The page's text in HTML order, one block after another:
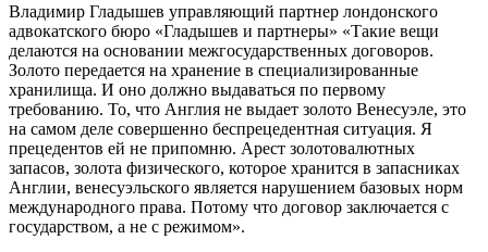
Владимир Гладышев управляющий партнер лондонского
адвокатского бюро «Гладышев и партнеры» «Такие вещи
делаются на основании межгосударственных договоров.
Золото передается на хранение в специализированные
хранилища. И оно должно выдаваться по первому
требованию. То, что Англия не выдает золото Венесуэле, это
на самом деле совершенно беспрецедентная ситуация. Я
прецедентов ей не припомню. Арест золотовалютных
запасов, золота физического, которое хранится в запасниках
Англии, венесуэльского является нарушением базовых норм
международного права. Потому что договор заключается с
государством, а не с режимом».